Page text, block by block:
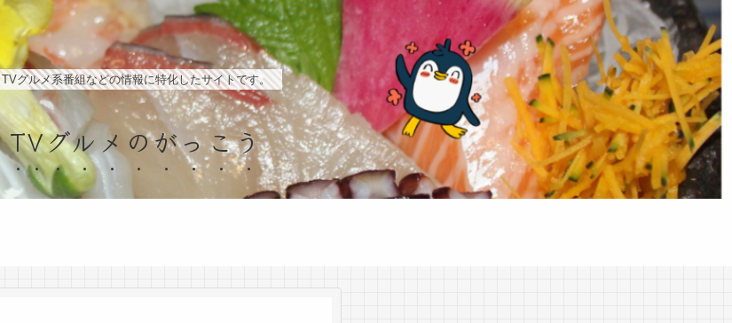
TVグルメ系番組などの情報に特化したサイトです。
TVグルメのがっこう